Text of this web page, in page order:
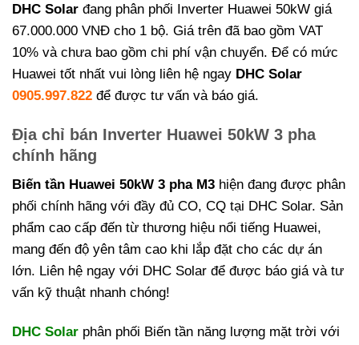
DHC Solar đang phân phối Inverter Huawei 50kW giá
67.000.000 VNĐ cho 1 bộ. Giá trên đã bao gồm VAT
10% và chưa bao gồm chi phí vận chuyển. Để có mức
Huawei tốt nhất vui lòng liên hệ ngay DHC Solar
0905.997.822 để được tư vấn và báo giá.
Địa chỉ bán Inverter Huawei 50kW 3 pha
chính hãng
Biến tần Huawei 50kW 3 pha M3 hiện đang được phân
phối chính hãng với đầy đủ CO, CQ tại DHC Solar. Sản
phẩm cao cấp đến từ thương hiệu nổi tiếng Huawei,
mang đến độ yên tâm cao khi lắp đặt cho các dự án
lớn. Liên hệ ngay với DHC Solar để được báo giá và tư
vấn kỹ thuật nhanh chóng!
DHC Solar phân phối Biến tần năng lượng mặt trời với